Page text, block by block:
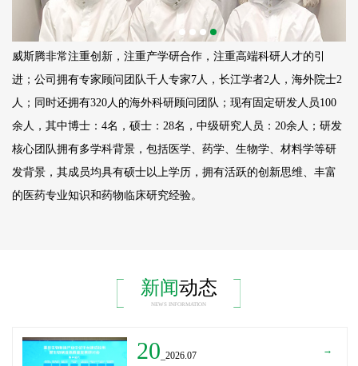
威斯腾非常注重创新，注重产学研合作，注重高端科研人才的引
进；公司拥有专家顾问团队千人专家7人，长江学者2人，海外院士2
人；同时还拥有320人的海外科研顾问团队；现有固定研发人员100
余人，其中博士：4名，硕士：28名，中级研究人员：20余人；研发
核心团队拥有多学科背景，包括医学、药学、生物学、材料学等研
发背景，其成员均具有硕士以上学历，拥有活跃的创新思维、丰富
的医药专业知识和药物临床研究经验。
新闻动态
NEWS INFORMATION
20 _2026.07 →